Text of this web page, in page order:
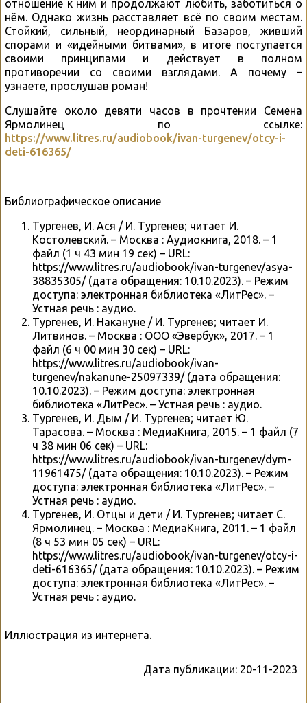
отношение к ним и продолжают любить, заботиться о
нём. Однако жизнь расставляет всё по своим местам.
Стойкий, сильный, неординарный Базаров, живший
спорами и «идейными битвами», в итоге поступается
своими принципами и действует в полном
противоречии со своими взглядами. А почему –
узнаете, прослушав роман!
Слушайте около девяти часов в прочтении Семена
Ярмолинец по ссылке:
https://www.litres.ru/audiobook/ivan-turgenev/otcy-i-
deti-616365/
Библиографическое описание
Тургенев, И. Ася / И. Тургенев; читает И.
Костолевский. – Москва : Аудиокнига, 2018. – 1
файл (1 ч 43 мин 19 сек) – URL:
https://www.litres.ru/audiobook/ivan-turgenev/asya-
38835305/ (дата обращения: 10.10.2023). – Режим
доступа: электронная библиотека «ЛитРес». –
Устная речь : аудио.
Тургенев, И. Накануне / И. Тургенев; читает И.
Литвинов. – Москва : ООО «Эвербук», 2017. – 1
файл (6 ч 00 мин 30 сек) – URL:
https://www.litres.ru/audiobook/ivan-
turgenev/nakanune-25097339/ (дата обращения:
10.10.2023). – Режим доступа: электронная
библиотека «ЛитРес». – Устная речь : аудио.
Тургенев, И. Дым / И. Тургенев; читает Ю.
Тарасова. – Москва : МедиаКнига, 2015. – 1 файл (7
ч 38 мин 06 сек) – URL:
https://www.litres.ru/audiobook/ivan-turgenev/dym-
11961475/ (дата обращения: 10.10.2023). – Режим
доступа: электронная библиотека «ЛитРес». –
Устная речь : аудио.
Тургенев, И. Отцы и дети / И. Тургенев; читает С.
Ярмолинец. – Москва : МедиаКнига, 2011. – 1 файл
(8 ч 53 мин 05 сек) – URL:
https://www.litres.ru/audiobook/ivan-turgenev/otcy-i-
deti-616365/ (дата обращения: 10.10.2023). – Режим
доступа: электронная библиотека «ЛитРес». –
Устная речь : аудио.
Иллюстрация из интернета.
Дата публикации: 20-11-2023